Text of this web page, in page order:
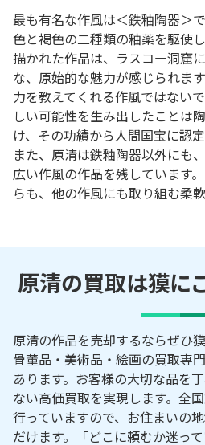
最も有名な作風は＜鉄釉陶器＞
色と褐色の二種類の釉薬を駆使
描かれた作品は、ラスコー洞窟
な、原始的な魅力が感じられま
力を教えてくれる作風ではない
しい可能性を生み出したことは
け、その功績から人間国宝に認定
また、原清は鉄釉陶器以外にも
広い作風の作品を残しています
らも、他の作風にも取り組む柔
原清の買取は獏に
原清の作品を売却するならぜひ
骨董品・美術品・絵画の買取専
あります。お客様の大切な品を
ない高価買取を実現します。全
行っていますので、お住まいの
だけます。「どこに頼むか迷っ